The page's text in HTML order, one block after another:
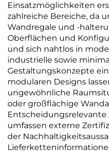
Einsatzmöglichkeiten
zahlreiche Bereiche, da
Wandregale und -
Oberflächen und
und sich nahtlos in
industrielle sowie
Gestaltungskonzepte
modularen Designs
ungewöhnliche
oder großflächige
umfassen externe
der